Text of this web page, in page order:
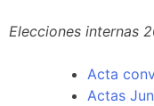
Elecciones internas
Acta
Actas